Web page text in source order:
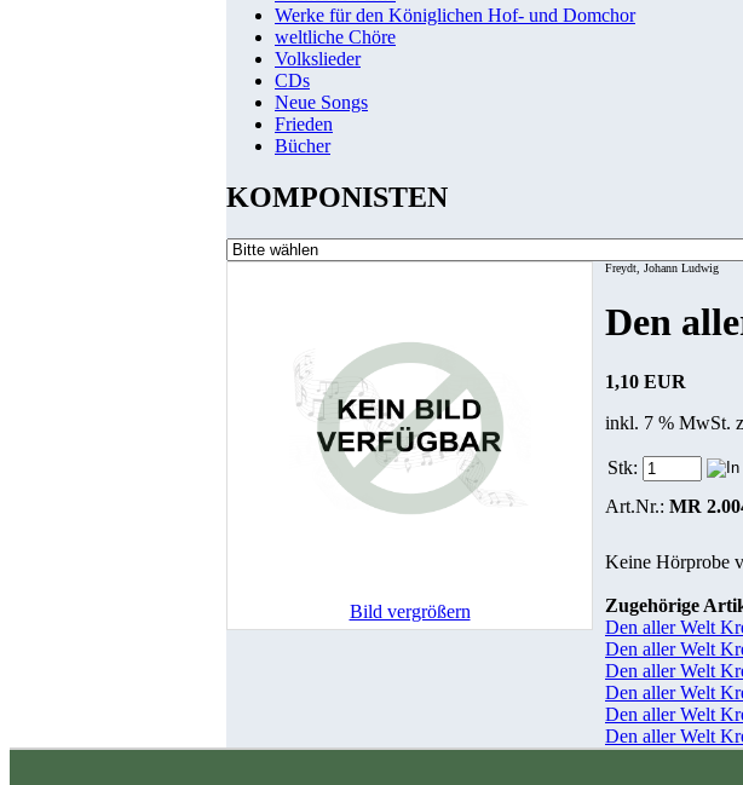
Werke für den Königlichen Hof- und Domchor
weltliche Chöre
Volkslieder
CDs
Neue Songs
Frieden
Bücher
KOMPONISTEN
Bild vergrößern
Freydt, Johann Ludwig
Den
1,10 EUR
inkl. 7 % MwSt.
Stk:
Art.Nr.: MR
Keine Hörprobe
Zugehörige
Den aller Welt
Den aller Welt
Den aller Welt
Den aller Welt
Den aller Welt
Den aller Welt